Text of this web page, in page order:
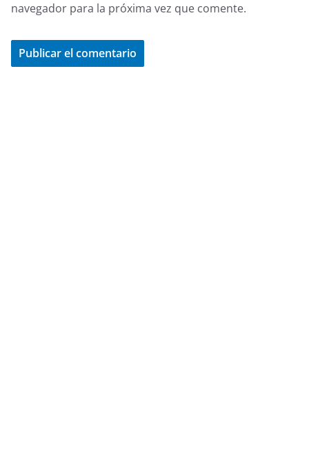
navegador para la próxima vez que comente.